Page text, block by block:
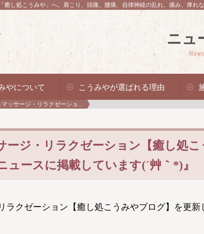
癒し処こうみや」へ。 肩こり、頭痛、腰痛、自律神経の乱れ、痛み、痺れ
ニュ
News
やについて こうみやが選ばれる理由
ッサージ・リラクゼーショ...
ージ・リラクゼーション【癒し処
ュースに掲載しています(´艸｀*)』
ラクゼーション【癒し処こうみやブログ】を更新